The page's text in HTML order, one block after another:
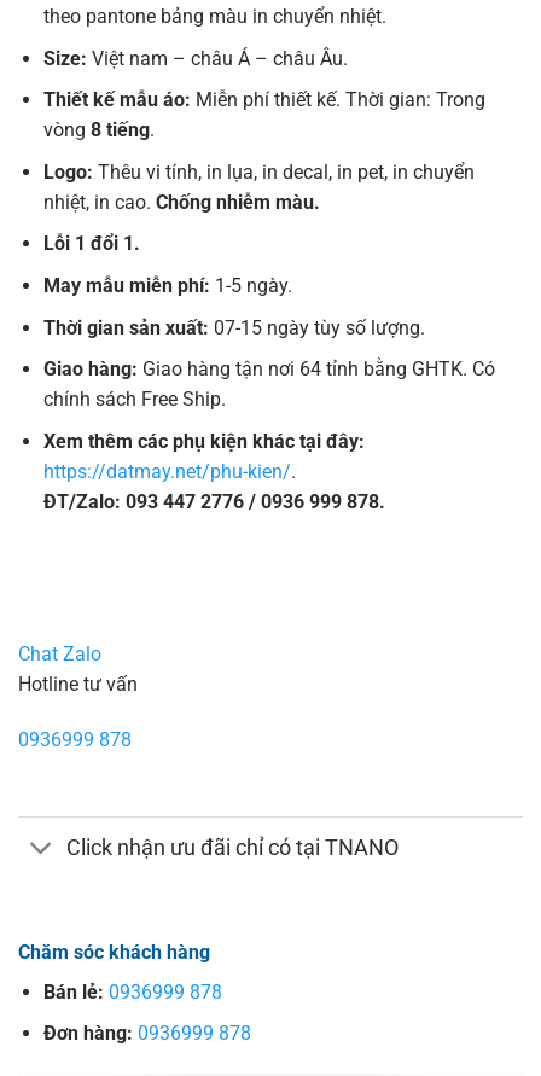
theo pantone bảng màu in chuyển nhiệt.
Size: Việt nam – châu Á – châu Âu.
Thiết kế mẫu áo: Miễn phí thiết kế. Thời gian: Trong
vòng 8 tiếng.
Logo: Thêu vi tính, in lụa, in decal, in pet, in chuyển
nhiệt, in cao. Chống nhiễm màu.
Lỗi 1 đổi 1.
May mẫu miễn phí: 1-5 ngày.
Thời gian sản xuất: 07-15 ngày tùy số lượng.
Giao hàng: Giao hàng tận nơi 64 tỉnh bằng GHTK. Có
chính sách Free Ship.
Xem thêm các phụ kiện khác tại đây:
https://datmay.net/phu-kien/.
ĐT/Zalo: 093 447 2776 / 0936 999 878.
Chat Zalo
Hotline tư vấn
0936999 878
Click nhận ưu đãi chỉ có tại TNANO
Chăm sóc khách hàng
Bán lẻ: 0936999 878
Đơn hàng: 0936999 878